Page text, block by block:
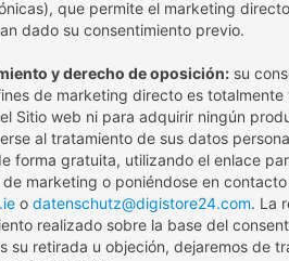
que permite el marketing
dado su consentimiento previo.
y derecho de oposición:su
de marketing directo es
Sitio web ni para adquirir ningún
al tratamiento de sus datos
forma gratuita, utilizando el enlace
marketing o poniéndose en
o datenschutz@digistore24.com. La
realizado sobre la base del
su retirada u objeción, dejaremos de